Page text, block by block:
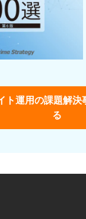
ト運用の課題解決
る